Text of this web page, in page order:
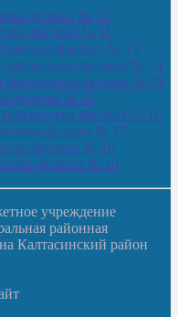
филиал № 22
филиал № 11
филиал № 12
библиотека-филиал № 14
библиотека-филиал № 19
филиал № 20
библиотека-филиал № 16
филиал № 17
филиал № 18
филиал № 10
учреждение
районная
Калтасинский район